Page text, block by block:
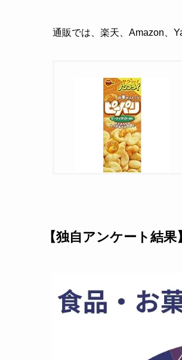
通販では、楽天、Amazon、
【独自アンケート結